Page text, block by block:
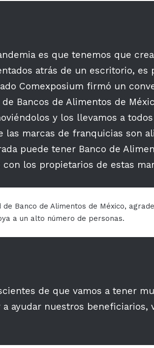
es que tenemos que
atrás de un escritorio, es
Comexposium firmó un
Bancos de Alimentos de
y los llevamos a
las marcas de franquicias son
puede tener Banco de
los propietarios de estas
Banco de Alimentos de México,
a un alto número de personas.
de que vamos a tener
ayudar nuestros beneficiarios,